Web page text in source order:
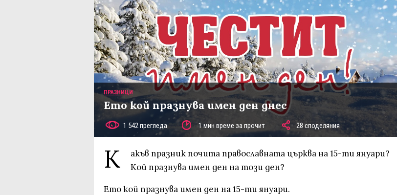
ПРАЗНИЦИ
Ето кой празнува имен ден днес
1 542 прегледа 1 мин време за прочит 28 споделяния
К
акъв празник почита православната църква на 15-ти януари?
Кой празнува имен ден на този ден?
Ето кой празнува имен ден на 15-ти януари.